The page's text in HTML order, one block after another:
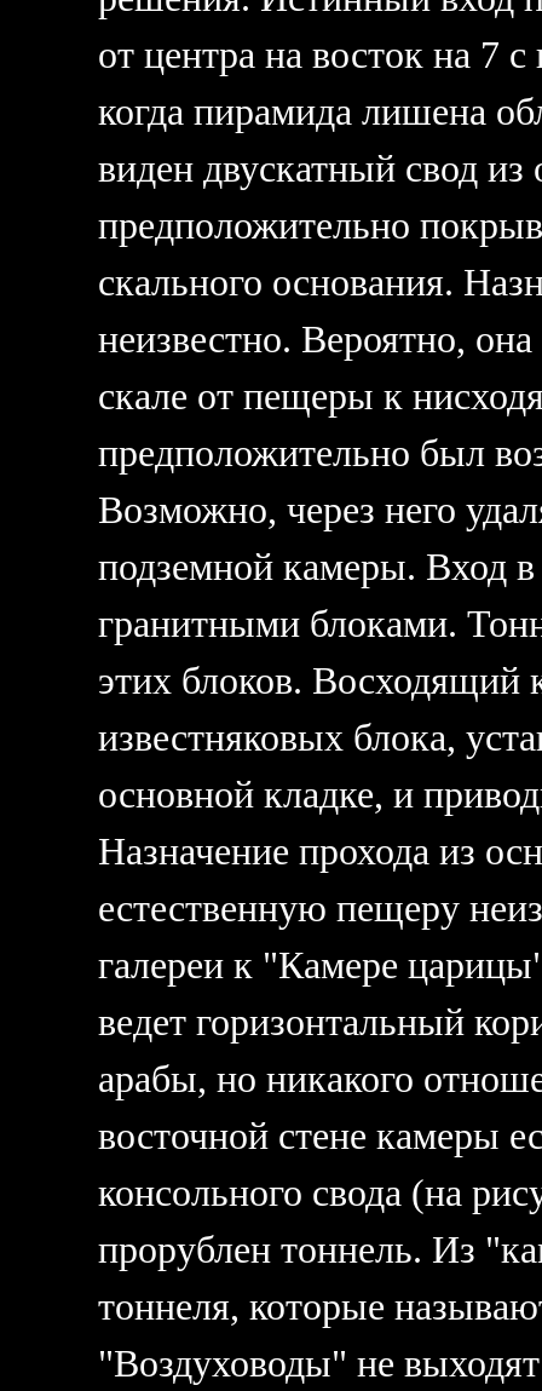
от центра на восток на 7
когда пирамида лишена
виден двускатный свод
предположительно
скального основания.
неизвестно. Вероятно,
скале от пещеры к
предположительно был
Возможно, через него
подземной камеры. Вход
гранитными блоками.
этих блоков. Восходящий
известняковых блока,
основной кладке, и
Назначение прохода из
естественную пещеру
галереи к "Камере
ведет горизонтальный
арабы, но никакого
восточной стене камеры
консольного свода (на
прорублен тоннель. Из
тоннеля, которые
"Воздуховоды" не